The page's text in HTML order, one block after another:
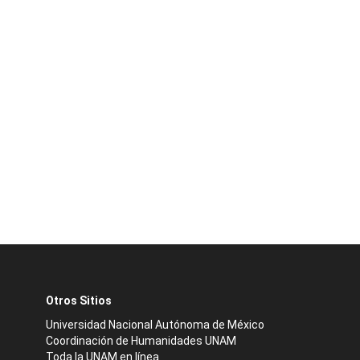
Otros Sitios
Universidad Nacional Autónoma de México
Coordinación de Humanidades UNAM
Toda la UNAM en línea